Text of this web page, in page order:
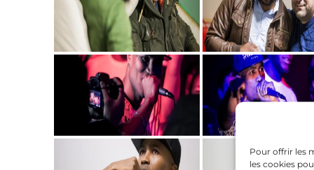
Pour offrir les
les cookies